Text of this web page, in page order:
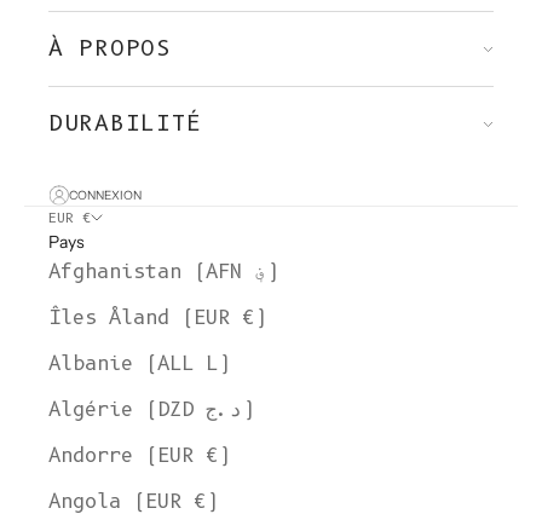
À PROPOS
DURABILITÉ
CONNEXION
EUR €
Pays
Afghanistan (AFN ؋)
Îles Åland (EUR €)
Albanie (ALL L)
Algérie (DZD د.ج)
Andorre (EUR €)
Angola (EUR €)